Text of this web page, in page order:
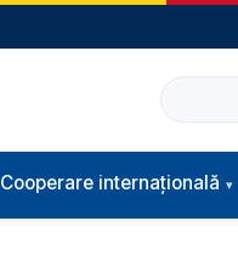
Caută
Cooperare internațională